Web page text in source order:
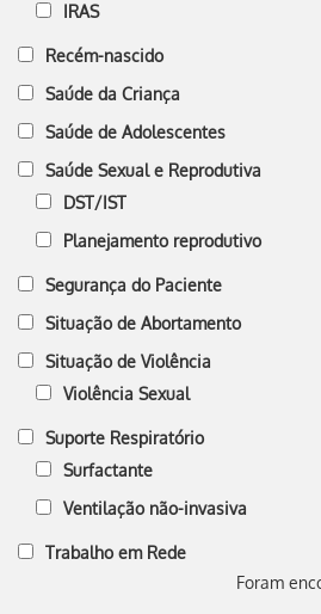
IRAS
Recém-nascido
Saúde da Criança
Saúde de Adolescentes
Saúde Sexual e Reprodutiva
DST/IST
Planejamento reprodutivo
Segurança do Paciente
Situação de Abortamento
Situação de Violência
Violência Sexual
Suporte Respiratório
Surfactante
Ventilação não-invasiva
Trabalho em Rede
Foram